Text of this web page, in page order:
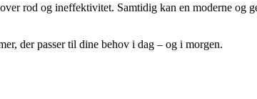
rod og ineffektivitet. Samtidig kan en moderne og
der passer til dine behov i dag – og i morgen.